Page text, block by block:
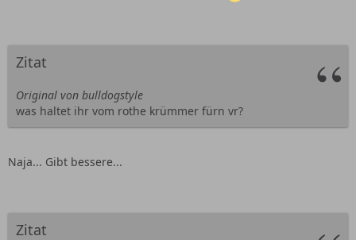
Zitat
Original von bulldogstyle
was haltet ihr vom rothe krümmer fürn vr?
Naja... Gibt bessere...
Zitat